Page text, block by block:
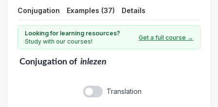
Conjugation Examples (37) Details
Looking for learning resources?
Study with our courses!
Get a full course →
Conjugationof inlezen
Translation